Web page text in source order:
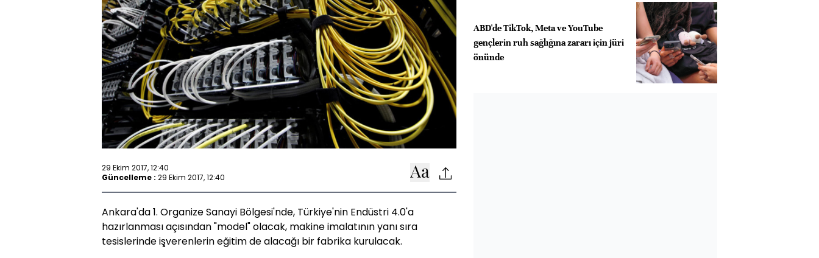
29 Ekim 2017, 12:40
Güncelleme : 29 Ekim 2017, 12:40
Ankara'da 1. Organize Sanayi Bölgesi'nde, Türkiye'nin Endüstri 4.0'a
hazırlanması açısından "model" olacak, makine imalatının yanı sıra
tesislerinde işverenlerin eğitim de alacağı bir fabrika kurulacak.
ABD'de TikTok, Meta ve YouTube
gençlerin ruh sağlığına zararı için jüri
önünde